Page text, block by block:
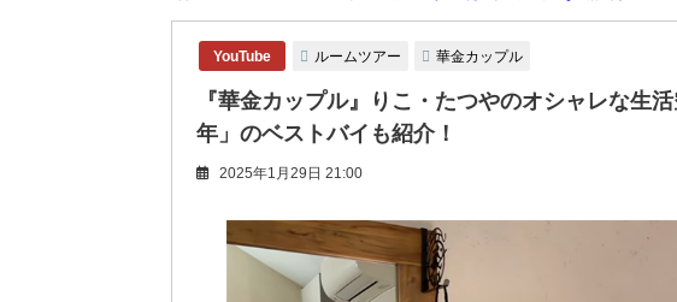
YouTube ルームツアー 華金カップル
『華金カップル』りこ・たつやのオシャレな生
年」のベストバイも紹介！
2025年1月29日 21:00